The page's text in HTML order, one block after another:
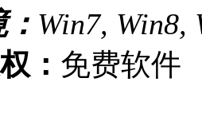
Win7, Win8,
： 免费软